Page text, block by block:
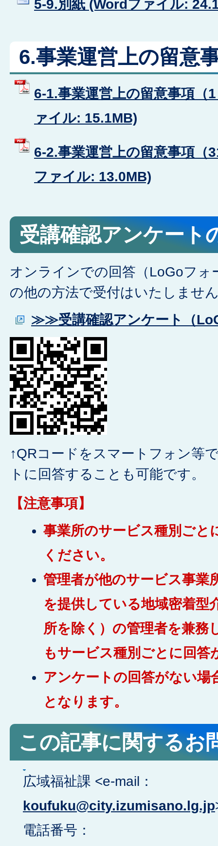
5-9.別紙 (Wordファイル:
6.事業運営上の留意
6-1.事業運営上の留意事項（
ァイル: 15.1MB)
6-2.事業運営上の留意事項（
ファイル: 13.0MB)
受講確認アンケート
オンラインでの回答（LoGoフ
の他の方法で受付はいたしませ
≫≫受講確認アンケート（
↑QRコードをスマートフォン等
トに回答することも可能です。
【注意事項】
事業所のサービス種別ごと
ください。
管理者が他のサービス事業
を提供している地域密着型
所を除く）の管理者を兼務
もサービス種別ごとに回答
アンケートの回答がない場
となります。
この記事に関するお
広域福祉課 <e-mail：
koufuku@city.izumisano.lg.jp
電話番号：